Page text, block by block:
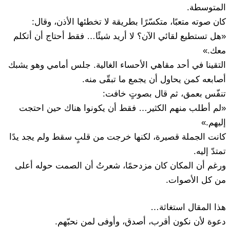
المتوسطة.
كان صوته متعبًا، متكسّرًا بطريقة لا تخطئها الأذن، وقال:
«هل تستطيع لقائي الآن؟ لا أريد شيئًا… فقط أحتاج أن أتكلم
معك.»
التقينا في أحد مقاهي الأحساء الغالية. جلس أمامي وهو يشبك
أصابعه كمن يحاول أن يجمع ما تبقّى منه.
تنفّس بعمق، ثم قال بصوتٍ خافت:
«لم أطلب منهم الكثير… فقط أن يكونوا هناك حين احتجت
إليهم.»
كانت الجملة قصيرة، لكنها خرجت من قلبٍ سقط ولم يجد يدًا
تمتدّ إليه.
ورغم أن المكان كان مزدحمًا، شعرتُ أن الصمت حوله أعلى
من كل الأصوات.
هذا المقال استغاثة…
دعوة لأن نكون أقرب، أصدق، وأوفى لمن نحبّهم.